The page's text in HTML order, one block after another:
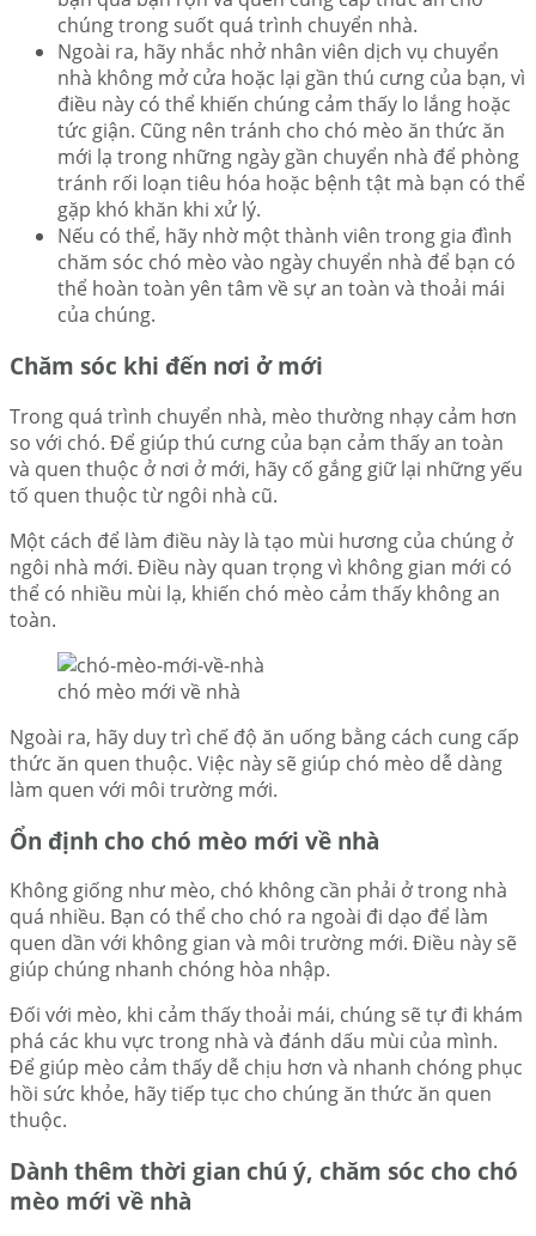
chúng trong suốt quá trình chuyển nhà.
Ngoài ra, hãy nhắc nhở nhân viên dịch vụ chuyển
nhà không mở cửa hoặc lại gần thú cưng của bạn, vì
điều này có thể khiến chúng cảm thấy lo lắng hoặc
tức giận. Cũng nên tránh cho chó mèo ăn thức ăn
mới lạ trong những ngày gần chuyển nhà để phòng
tránh rối loạn tiêu hóa hoặc bệnh tật mà bạn có thể
gặp khó khăn khi xử lý.
Nếu có thể, hãy nhờ một thành viên trong gia đình
chăm sóc chó mèo vào ngày chuyển nhà để bạn có
thể hoàn toàn yên tâm về sự an toàn và thoải mái
của chúng.
Chăm sóc khi đến nơi ở mới
Trong quá trình chuyển nhà, mèo thường nhạy cảm hơn
so với chó. Để giúp thú cưng của bạn cảm thấy an toàn
và quen thuộc ở nơi ở mới, hãy cố gắng giữ lại những yếu
tố quen thuộc từ ngôi nhà cũ.
Một cách để làm điều này là tạo mùi hương của chúng ở
ngôi nhà mới. Điều này quan trọng vì không gian mới có
thể có nhiều mùi lạ, khiến chó mèo cảm thấy không an
toàn.
chó mèo mới về nhà
Ngoài ra, hãy duy trì chế độ ăn uống bằng cách cung cấp
thức ăn quen thuộc. Việc này sẽ giúp chó mèo dễ dàng
làm quen với môi trường mới.
Ổn định cho chó mèo mới về nhà
Không giống như mèo, chó không cần phải ở trong nhà
quá nhiều. Bạn có thể cho chó ra ngoài đi dạo để làm
quen dần với không gian và môi trường mới. Điều này sẽ
giúp chúng nhanh chóng hòa nhập.
Đối với mèo, khi cảm thấy thoải mái, chúng sẽ tự đi khám
phá các khu vực trong nhà và đánh dấu mùi của mình.
Để giúp mèo cảm thấy dễ chịu hơn và nhanh chóng phục
hồi sức khỏe, hãy tiếp tục cho chúng ăn thức ăn quen
thuộc.
Dành thêm thời gian chú ý, chăm sóc cho chó
mèo mới về nhà